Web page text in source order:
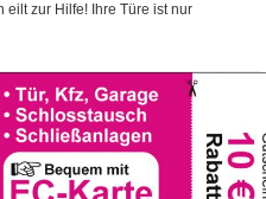
eilt zur Hilfe! Ihre Türe ist nur